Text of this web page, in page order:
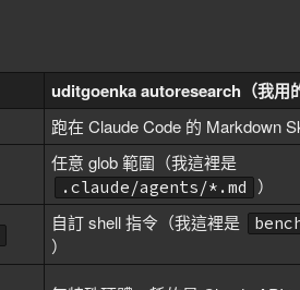
uditgoenka autoresearch（我用
跑在 Claude Code 的 Markdown
任意 glob 範圍（我這裡是
.claude/agents/*.md ）
自訂 shell 指令（我這裡是
）